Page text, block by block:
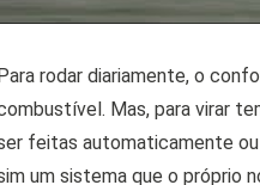
rodar diariamente, o
Mas, para virar
feitas automaticamente
um sistema que o próprio